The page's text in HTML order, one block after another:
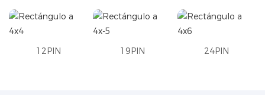
12PIN 19PIN 24PIN